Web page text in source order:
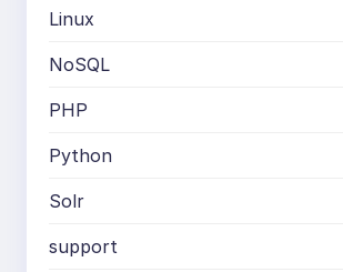
Linux
NoSQL
PHP
Python
Solr
support